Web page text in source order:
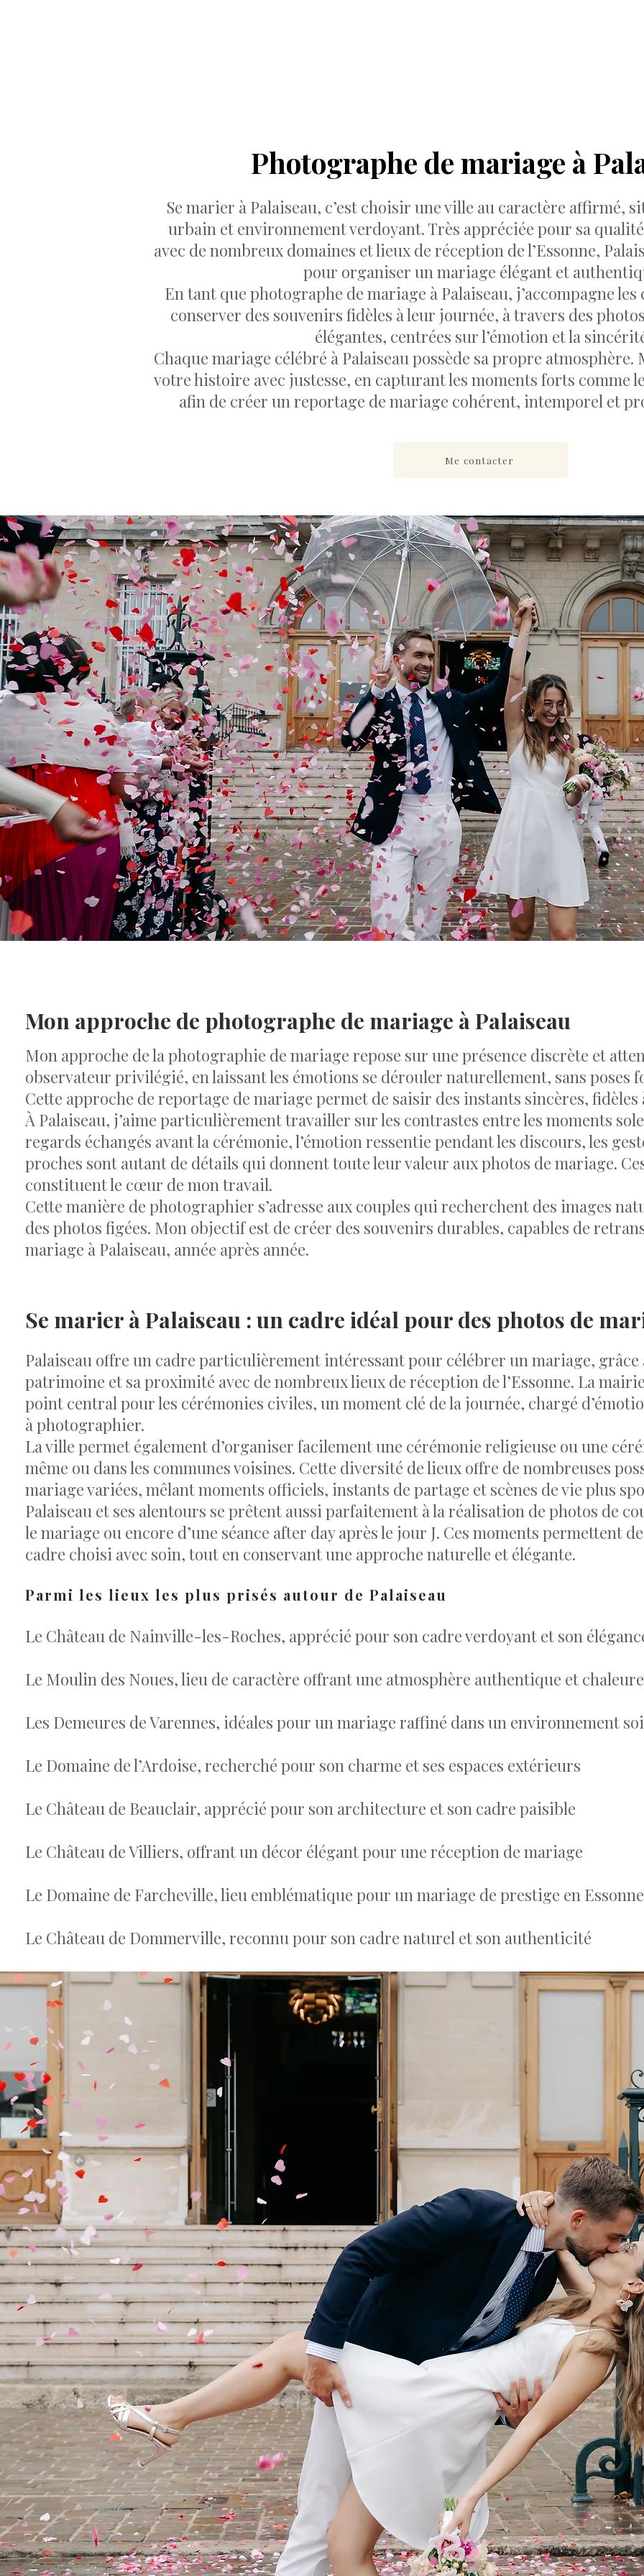
Photographe de mariage à
Se marier à Palaiseau, c’est choisir une ville au caractère affirmé,
urbain et environnement verdoyant. Très appréciée pour sa
avec de nombreux domaines et lieux de réception de l’Essonne,
pour organiser un mariage élégant et
En tant que photographe de mariage à Palaiseau, j’accompagne
conserver des souvenirs fidèles à leur journée, à travers des
élégantes, centrées sur l’émotion et la
Chaque mariage célébré à Palaiseau possède sa propre
votre histoire avec justesse, en capturant les moments forts comme
afin de créer un reportage de mariage cohérent, intemporel et
Me contacter
Mon approche de photographe de mariage à Palaiseau
Mon approche de la photographie de mariage repose sur une présence discrète et
observateur privilégié, en laissant les émotions se dérouler naturellement, sans poses
Cette approche de reportage de mariage permet de saisir des instants sincères, fidèles
À Palaiseau, j’aime particulièrement travailler sur les contrastes entre les moments
regards échangés avant la cérémonie, l’émotion ressentie pendant les discours, les
proches sont autant de détails qui donnent toute leur valeur aux photos de mariage.
constituent le cœur de mon travail.
Cette manière de photographier s’adresse aux couples qui recherchent des images
des photos figées. Mon objectif est de créer des souvenirs durables, capables de
mariage à Palaiseau, année après année.
Se marier à Palaiseau : un cadre idéal pour des photos de
Palaiseau offre un cadre particulièrement intéressant pour célébrer un mariage,
patrimoine et sa proximité avec de nombreux lieux de réception de l’Essonne. La
point central pour les cérémonies civiles, un moment clé de la journée, chargé
à photographier.
La ville permet également d’organiser facilement une cérémonie religieuse ou une
même ou dans les communes voisines. Cette diversité de lieux offre de nombreuses
mariage variées, mêlant moments officiels, instants de partage et scènes de vie plus
Palaiseau et ses alentours se prêtent aussi parfaitement à la réalisation de photos de
le mariage ou encore d’une séance after day après le jour J. Ces moments permettent
cadre choisi avec soin, tout en conservant une approche naturelle et élégante.
Parmi les lieux les plus prisés autour de Palaiseau
Le Château de Nainville-les-Roches, apprécié pour son cadre verdoyant et son
Le Moulin des Noues, lieu de caractère offrant une atmosphère authentique et
Les Demeures de Varennes, idéales pour un mariage raffiné dans un environnement
Le Domaine de l’Ardoise, recherché pour son charme et ses espaces extérieurs
Le Château de Beauclair, apprécié pour son architecture et son cadre paisible
Le Château de Villiers, offrant un décor élégant pour une réception de mariage
Le Domaine de Farcheville, lieu emblématique pour un mariage de prestige en Essonne
Le Château de Dommerville, reconnu pour son cadre naturel et son authenticité